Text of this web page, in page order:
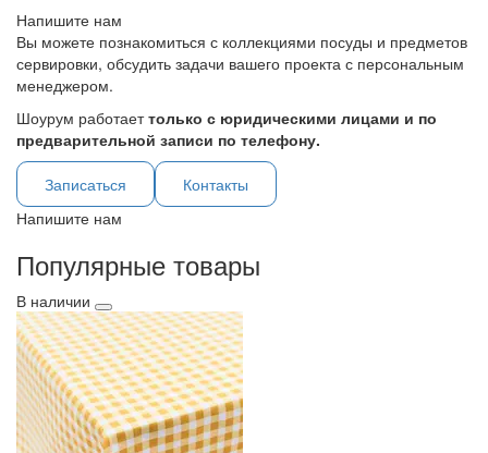
Напишите нам
Вы можете познакомиться с коллекциями посуды и предметов
сервировки, обсудить задачи вашего проекта с персональным
менеджером.
Шоурум работаеттолько с юридическими лицами и по
предварительной записи по телефону.
Записаться
Контакты
Напишите нам
Популярные товары
В наличии